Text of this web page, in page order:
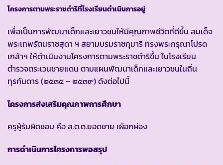
โครงการตามพระราชดำริที่โรงเรียนดำเนินการอยู่
เพื่อเป็นการพัฒนาเด็กและเยาวชนให้มีคุณภาพชีวิตที่ดีขึ้น สมเด็จ
พระเทพรัตนราชสุดา ฯ สยามบรมราชกุมารี ทรงพระกรุณาโปรด
เกล้าฯ ให้ดำเนินงานโครงการตามพระราชดำริขึ้น ในโรงเรียน
ตำรวจตระเวนชายแดน ตามแผนพัฒนาเด็กและเยาวชนในถิ่น
ทุรกันดาร (๒๕๓๕ – ๒๕๓๙) ดังต่อไปนี้
โครงการส่งเสริมคุณภาพการศึกษา
ครูผู้รับผิดชอบ คือ ส.ต.ต.ยอดชาย เผือกผ่อง
การดำเนินการโครงการพอสรุป